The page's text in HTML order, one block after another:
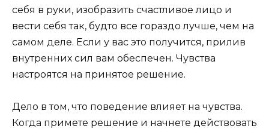
себя в руки, изобразить счастливое лицо и
вести себя так, будто все гораздо лучше, чем на
самом деле. Если у вас это получится, прилив
внутренних сил вам обеспечен. Чувства
настроятся на принятое решение.
Дело в том, что поведение влияет на чувства.
Когда примете решение и начнете действовать